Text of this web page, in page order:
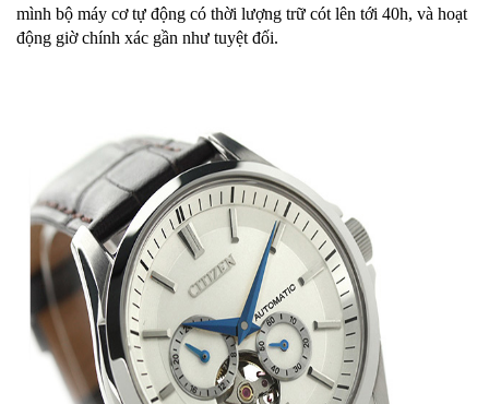
mình bộ máy cơ tự động có thời lượng trữ cót lên tới 40h, và hoạt
động giờ chính xác gần như tuyệt đối.